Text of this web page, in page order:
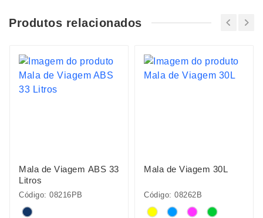
Produtos relacionados
Mala de Viagem ABS 33
Litros
Código: 08216PB
Mala de Viagem 30L
Código: 08262B